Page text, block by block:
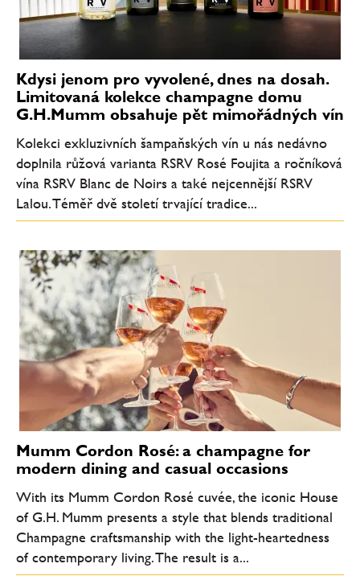
Kdysi jenom pro vyvolené, dnes na dosah.
Limitovaná kolekce champagne domu
G.H.Mumm obsahuje pět mimořádných vín
Kolekci exkluzivních šampaňských vín u nás nedávno
doplnila růžová varianta RSRV Rosé Foujita a ročníková
vína RSRV Blanc de Noirs a také nejcennější RSRV
Lalou. Téměř dvě století trvající tradice...
Mumm Cordon Rosé: a champagne for
modern dining and casual occasions
With its Mumm Cordon Rosé cuvée, the iconic House
of G.H. Mumm presents a style that blends traditional
Champagne craftsmanship with the light-heartedness
of contemporary living. The result is a...